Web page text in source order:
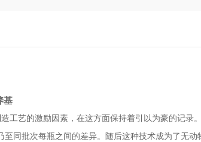
基
工艺的激励因素，在这方面保持着引以为豪的记
同批次每瓶之间的差异。随后这种技术成为了无动